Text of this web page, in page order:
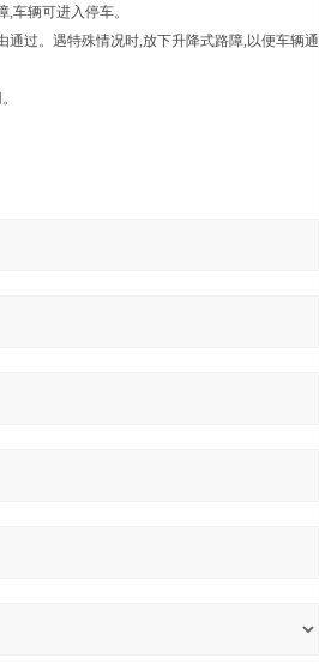
,车辆可进入停车。
通过。遇特殊情况时,放下升降式路障, 以便车辆通